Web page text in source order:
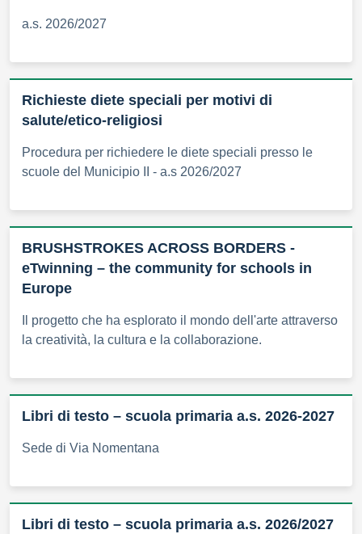
a.s. 2026/2027
Richieste diete speciali per motivi di
salute/etico-religiosi
Procedura per richiedere le diete speciali presso le
scuole del Municipio II - a.s 2026/2027
BRUSHSTROKES ACROSS BORDERS -
eTwinning – the community for schools in
Europe
Il progetto che ha esplorato il mondo dell'arte attraverso
la creatività, la cultura e la collaborazione.
Libri di testo – scuola primaria a.s. 2026-2027
Sede di Via Nomentana
Libri di testo – scuola primaria a.s. 2026/2027